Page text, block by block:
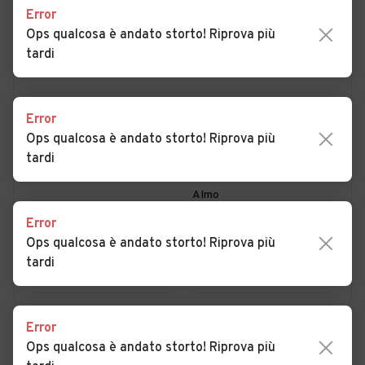
PER COMUNE
Auto usate Acate
Auto usate Giarratana Auto usate Ispica
Almo
Auto usate Pozzallo
Camerina
Error
Ops qualcosa è andato storto! Riprova più
tardi
Error
Ops qualcosa è andato storto! Riprova più
tardi
Error
Ops qualcosa è andato storto! Riprova più
tardi
Error
Ops qualcosa è andato storto! Riprova più